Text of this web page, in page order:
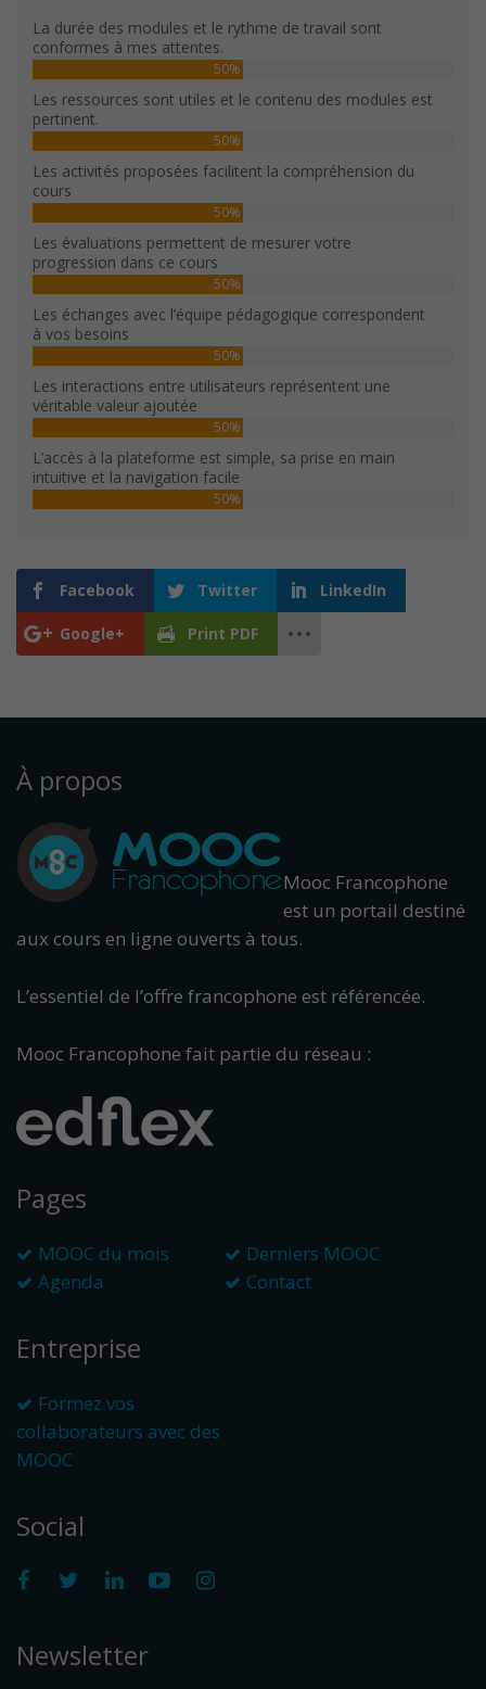
La durée des modules et le rythme de travail sont
conformes à mes attentes.
50%
Les ressources sont utiles et le contenu des modules est
pertinent.
50%
Les activités proposées facilitent la compréhension du
cours
50%
Les évaluations permettent de mesurer votre
progression dans ce cours
50%
Les échanges avec l’équipe pédagogique correspondent
à vos besoins
50%
Les interactions entre utilisateurs représentent une
véritable valeur ajoutée
50%
L’accès à la plateforme est simple, sa prise en main
intuitive et la navigation facile
50%
Facebook Twitter LinkedIn
Google+ Print PDF
À propos
Mooc Francophone
est un portail destiné
aux cours en ligne ouverts à tous.
L’essentiel de l’offre francophone est référencée.
Mooc Francophone fait partie du réseau :
Pages
MOOC du mois
Derniers MOOC
Agenda
Contact
Entreprise
Formez vos
collaborateurs avec des
MOOC
Social
Newsletter